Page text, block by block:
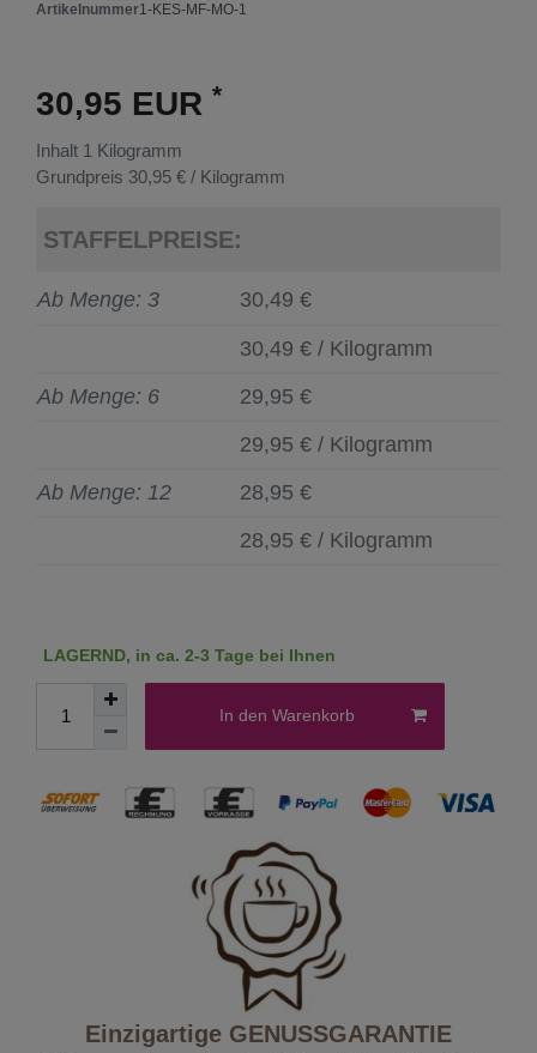
Artikelnummer1-KES-MF-MO-1
30,95 EUR *
Inhalt 1 Kilogramm
Grundpreis 30,95 € / Kilogramm
STAFFELPREISE:
Ab Menge: 3 30,49 €
30,49 € / Kilogramm
Ab Menge: 6
29,95 €
29,95 € / Kilogramm
Ab Menge: 12
28,95 €
28,95 € / Kilogramm
LAGERND, in ca. 2-3 Tage bei Ihnen
In den Warenkorb
Einzigartige GENUSSGARANTIE